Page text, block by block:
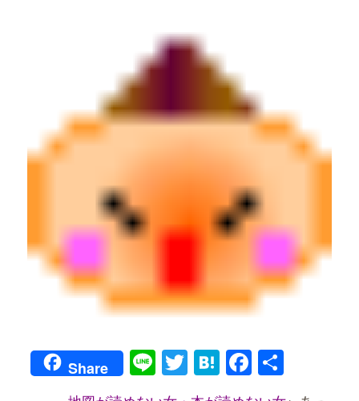
Share LineTwitter
Hatena共
有